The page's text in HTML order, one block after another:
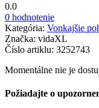
0.0
0 hodnotenie
Kategória: Vonkajšie
Značka: vidaXL
Číslo artiklu: 3252743
Momentálne nie je
Požiadajte o